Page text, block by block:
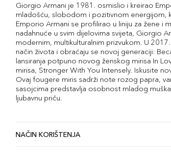
Giorgio Armani je 1981. osmislio i kreirao
mladošću, slobodom i pozitivnom energijom,
Emporio Armani se profilirao u liniju za žene i
nadahnuće u svim dijelovima svijeta, Giorgio
modernim, multikulturalnim prizvukom. U
način života i obraćaju se novoj generaciji:
lansiranja potpuno novog ženskog mirisa In
mirisa, Stronger With You Intensely. Iskusite
Ovaj fougere miris sadrži note rozog papra,
sasojcima predstavlja osobnost mladog
ljubavnu priču.
NAČIN KORIŠTENJA